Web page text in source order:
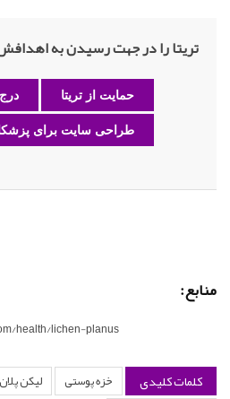
تریتا را در جهت رسیدن به
حمایت از تریتا
طراحی سایت برای
منابع:
health/lichen-planus
کلمات کلیدی خزه پوستی لیکن پلان